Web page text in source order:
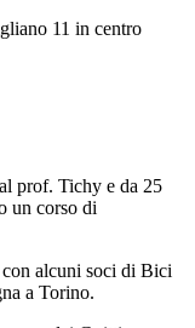
11 in centro
prof. Tichy e da 25
un corso di
alcuni soci di Bici
a Torino.